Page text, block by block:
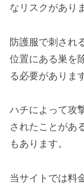
なリスクがあり
防護服で刺され
位置にある巣を
る必要があります
ハチによって攻
されたことがあ
もあります。
当サイトでは料